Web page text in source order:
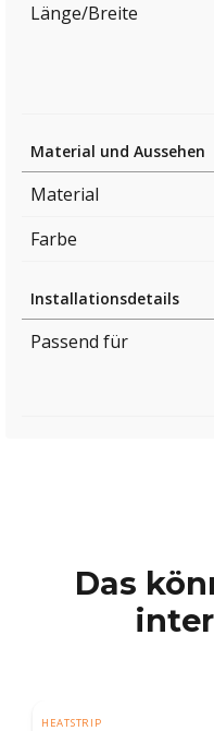
Länge/Breite
Material und Aussehen
Material
Farbe
Installationsdetails
Passend für
Das
HEATSTRIP